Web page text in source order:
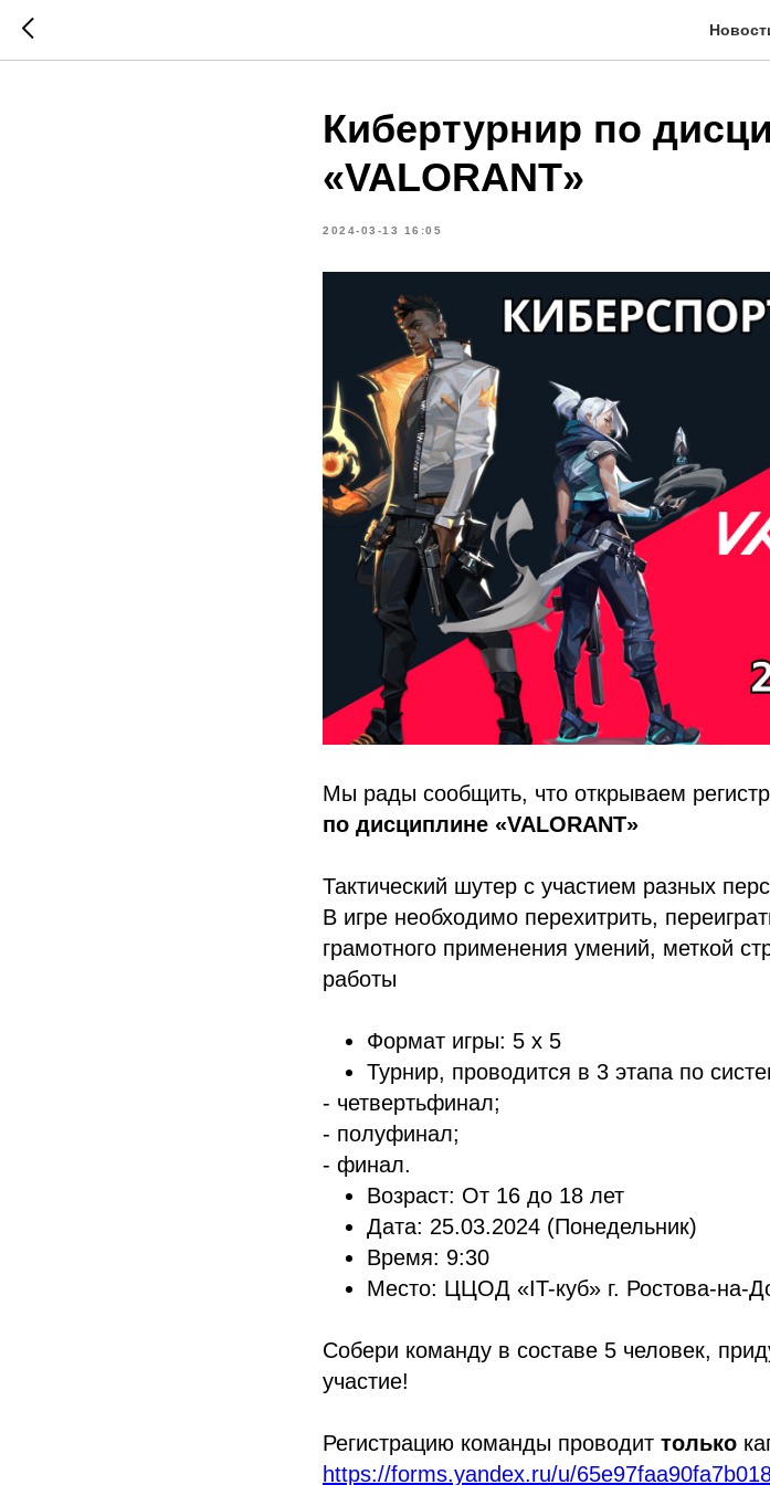
Кибертурнир по
«VALORANT»
2024-03-13 16:05
Мы рады сообщить, что открываем
по дисциплине «VALORANT»
Тактический шутер с участием разных
В игре необходимо перехитрить,
грамотного применения умений, меткой
работы
Формат игры: 5 x 5
Турнир, проводится в 3 этапа по
- четвертьфинал;
- полуфинал;
- финал.
Возраст: От 16 до 18 лет
Дата: 25.03.2024 (Понедельник)
Время: 9:30
Место: ЦЦОД «IT-куб» г. Ростова-на-
Собери команду в составе 5 человек,
участие!
Регистрацию команды проводит только
https://forms.yandex.ru/u/